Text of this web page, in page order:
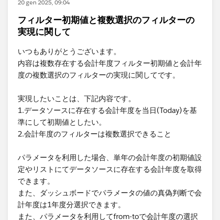
20 gen 2025, 09:04
フィルター初期値と複数選択のフィルターの
実現に関して
いつもありがとうございます。
内容は複数存在する会計年度フィルター初期値と会計年
度の複数選択のフィルターの実現に関してです。
実現したいことは、下記内容です。
1.データソースに存在する会計年度を当日(Today)を基
準にして初期値としたい。
2.会計年度のフィルターは複数選択できること
パラメータを利用した場合、単年の会計年度の初期値設
定やリストにてデータソースに存在する会計年度を取得
できます。
また、ダッシュボードでパラメータの値の真偽判断で会
計年度は1年度分選択できます。
また、パラメータを利用してfrom-toで会計年度の選択